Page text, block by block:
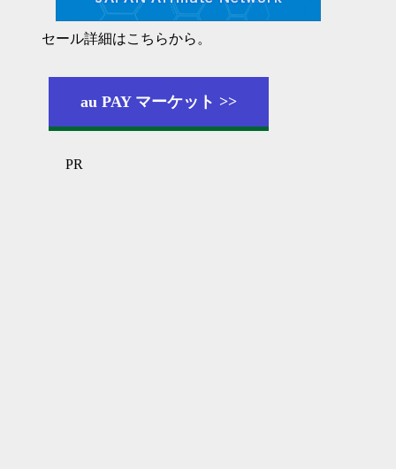
セール詳細はこちらから。
au PAY マーケット
PR